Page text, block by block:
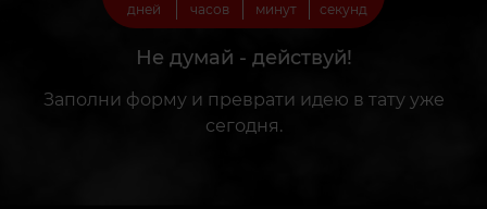
дней часов минут секунд
Не думай - действуй!
Заполни форму и преврати идею в тату уже
сегодня.